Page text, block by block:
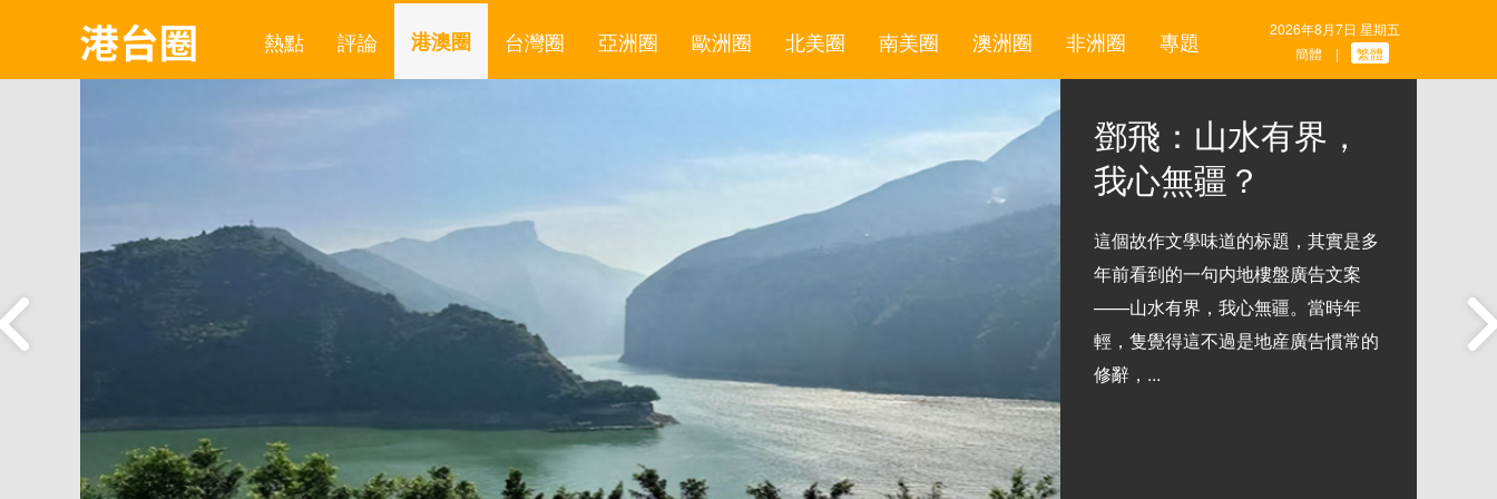
2026年8月7日 星期五
簡體
繁體
熱點 評論 港澳圈 台灣圈 亞洲圈 歐洲圈 北美圈 南美圈 澳洲圈 非洲圈 專題
本
鄧飛：山水有界，
我心無疆？
這個故作文學味道的标題，其實是多
年前看到的一句内地樓盤廣告文案
——山水有界，我心無疆。當時年
輕，隻覺得這不過是地産廣告慣常的
修辭，...